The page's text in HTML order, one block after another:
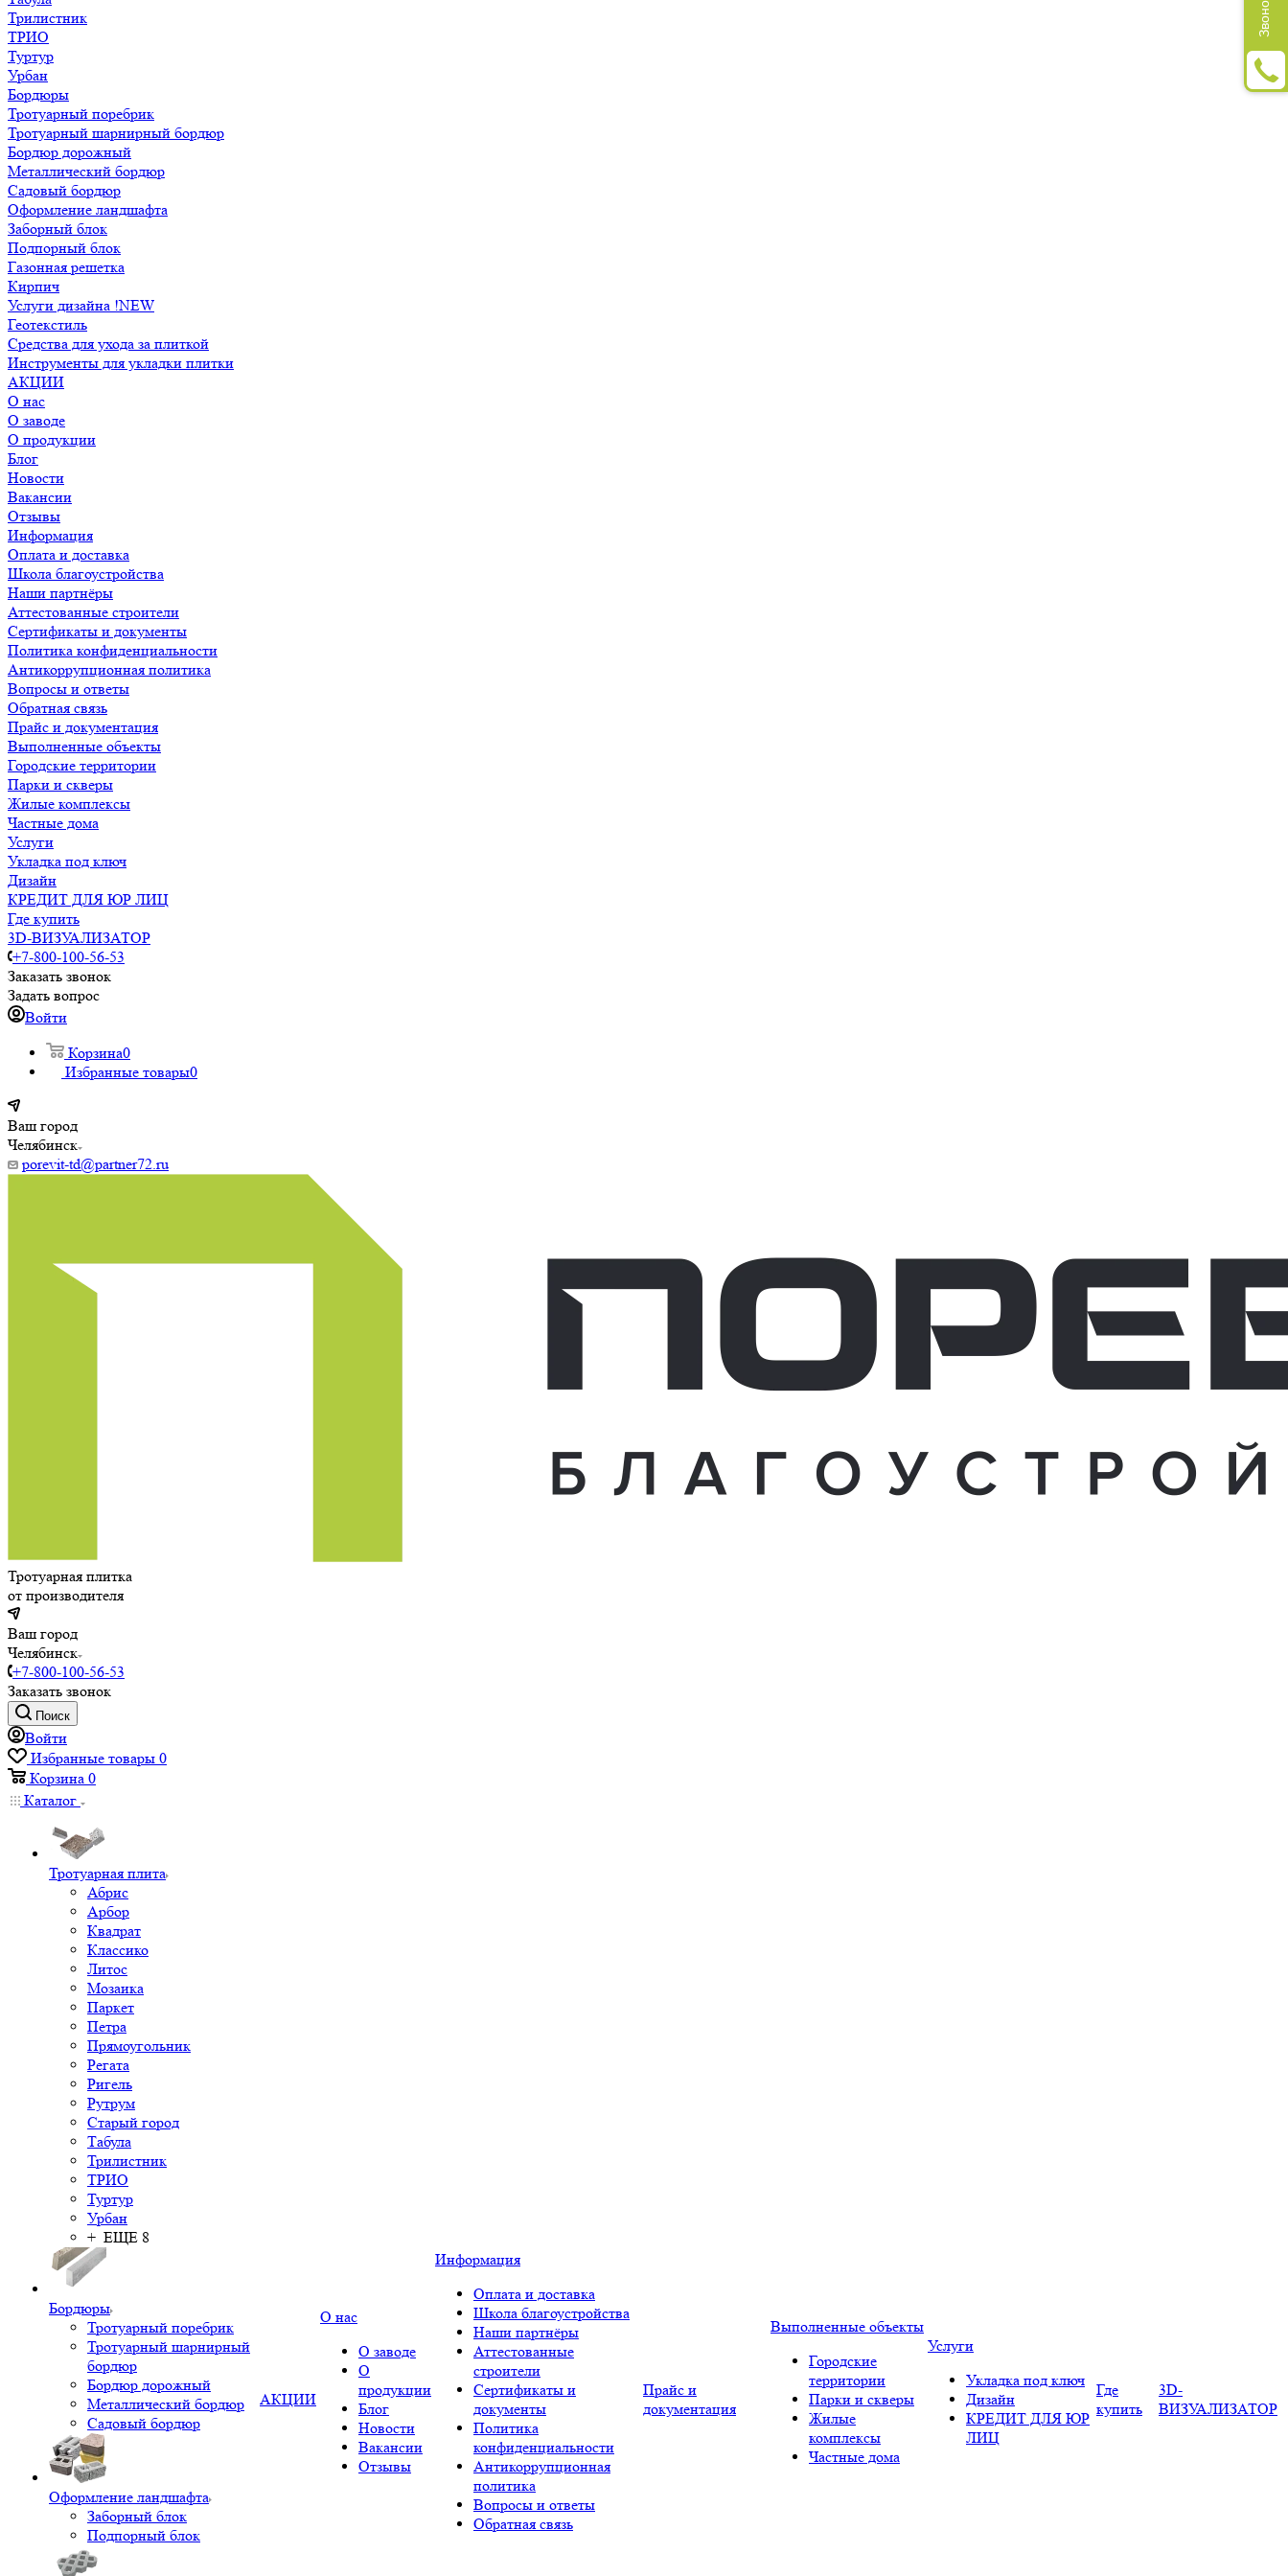
Трилистник
ТРИО
Туртур
Урбан
Бордюры
Тротуарный поребрик
Тротуарный шарнирный бордюр
Бордюр дорожный
Металлический бордюр
Садовый бордюр
Оформление ландшафта
Заборный блок
Подпорный блок
Газонная решетка
Кирпич
Услуги дизайна !NEW
Геотекстиль
Средства для ухода за плиткой
Инструменты для укладки плитки
АКЦИИ
О нас
О заводе
О продукции
Блог
Новости
Вакансии
Отзывы
Информация
Оплата и доставка
Школа благоустройства
Наши партнёры
Аттестованные строители
Сертификаты и документы
Политика конфиденциальности
Антикоррупционная политика
Вопросы и ответы
Обратная связь
Прайс и документация
Выполненные объекты
Городские территории
Парки и скверы
Жилые комплексы
Частные дома
Услуги
Укладка под ключ
Дизайн
КРЕДИТ ДЛЯ ЮР ЛИЦ
Где купить
3D-ВИЗУАЛИЗАТОР
+7-800-100-56-53
Заказать звонок
Задать вопрос
Войти
Корзина0
Избранные товары0
Ваш город
Челябинск
porevit-td@partner72.ru
Тротуарная плитка
от производителя
Ваш город
Челябинск
+7-800-100-56-53
Заказать звонок
Поиск
Войти
Избранные товары 0
Корзина 0
Каталог
Тротуарная плита
Абрис
Арбор
Квадрат
Классико
Литос
Мозаика
Паркет
Петра
Прямоугольник
Регата
Ригель
Рутрум
Старый город
Табула
Трилистник
ТРИО
Туртур
Урбан
+ ЕЩЕ 8
Бордюры
Тротуарный поребрик
Тротуарный шарнирный
бордюр
Бордюр дорожный
Металлический бордюр
Садовый бордюр
Оформление ландшафта
Заборный блок
Подпорный блок
АКЦИИ
О нас
О заводе
О
продукции
Блог
Новости
Вакансии
Отзывы
Информация
Оплата и доставка
Школа благоустройства
Наши партнёры
Аттестованные
строители
Сертификаты и
документы
Политика
конфиденциальности
Антикоррупционная
политика
Вопросы и ответы
Обратная связь
Прайс и
документация
Выполненные объекты
Городские
территории
Парки и скверы
Жилые
комплексы
Частные дома
Услуги
Укладка под ключ
Дизайн
КРЕДИТ ДЛЯ ЮР
ЛИЦ
Где
купить
3D-
ВИЗУАЛИЗАТОР